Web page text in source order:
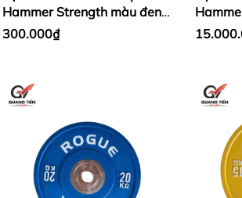
Hammer Strength màu đen
cao cấp lỗ 50 nhập khẩu (giá
300.000₫
50